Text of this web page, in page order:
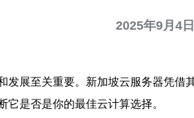
2025年9月4日
展至关重要。新加坡云服务器凭
是否是你的最佳云计算选择。